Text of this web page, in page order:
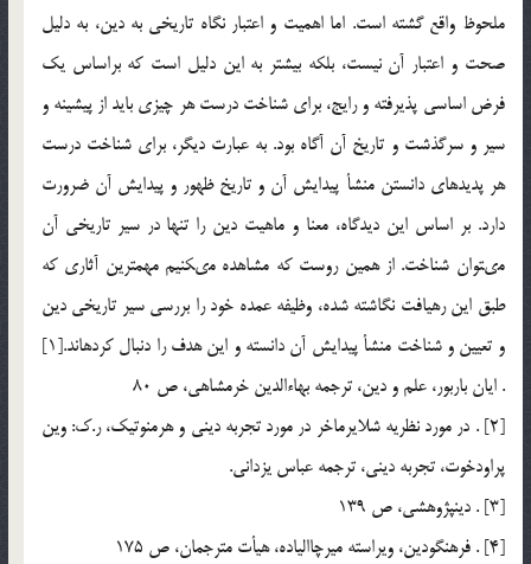
ملحوظ واقع گشته است. اما اهميت و اعتبار نگاه تاريخى به دين، به دليل
صحت و اعتبار آن نيست، بلكه بيش‏تر به اين دليل است كه براساس يك
فرض اساسى پذيرفته و رايج، براى شناخت درست هر چيزى بايد از پيشينه و
سير و سرگذشت و تاريخ آن آگاه بود. به عبارت ديگر، براى شناخت درست
هر پديده‏اى دانستن منشأ پيدايش آن و تاريخ ظهور و پيدايش آن ضرورت
دارد. بر اساس اين ديدگاه، معنا و ماهيت دين را تنها در سير تاريخى آن
مى‏توان شناخت. از همين روست كه مشاهده مى‏كنيم مهم‏ترين آثارى كه
طبق اين رهيافت نگاشته شده، وظيفه عمده خود را بررسى سير تاريخى دين
و تعيين و شناخت منشأ پيدايش آن دانسته و اين هدف را دنبال كرده‏اند.[1]
. ايان باربور، علم و دين، ترجمه بهاءالدين خرمشاهى، ص 80
[2] . در مورد نظريه شلايرماخر در مورد تجربه دينى و هرمنوتيك، ر.ك: وين
پراودخوت، تجربه دينى، ترجمه عباس يزدانى.
[3] . دين‏پژوهشى، ص 139
[4] . فرهنگ‏ودين، ويراسته ميرچاالياده، هيأت مترجمان، ص 175